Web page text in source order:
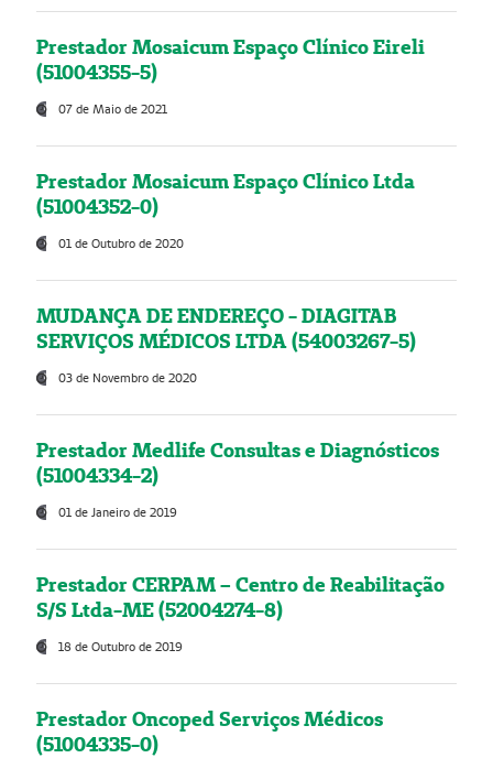
Prestador Mosaicum Espaço Clínico Eireli
(51004355-5)
07 de Maio de 2021
Prestador Mosaicum Espaço Clínico Ltda
(51004352-0)
01 de Outubro de 2020
MUDANÇA DE ENDEREÇO - DIAGITAB
SERVIÇOS MÉDICOS LTDA (54003267-5)
03 de Novembro de 2020
Prestador Medlife Consultas e Diagnósticos
(51004334-2)
01 de Janeiro de 2019
Prestador CERPAM – Centro de Reabilitação
S/S Ltda-ME (52004274-8)
18 de Outubro de 2019
Prestador Oncoped Serviços Médicos
(51004335-0)